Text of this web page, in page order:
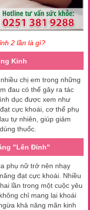
2 lần là gì?
Kinh
chị em trong những
đau có thể gây ra tác
dục được xem như
cực khoái, cơ thể phụ
tự nhiên, giúp giảm
thuốc.
"Lên Đỉnh"
nữ trở nên nhạy
đạt cực khoái. Nhiều
lần trong một cuộc yêu
chỉ mang lại khoái
khả năng mãn kinh